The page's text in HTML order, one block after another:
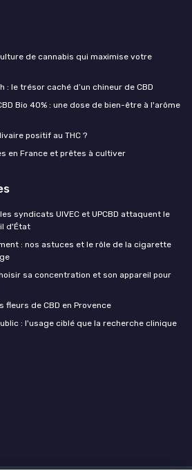
de cannabis qui maximise votre
: le trésor caché d’un chineur de CBD
Bio 40% : une dose de bien-être à l'arôme
positif au THC ?
en France et prêtes à cultiver
syndicats UIVEC et UPCBD attaquent le
d'État
: nos astuces et le rôle de la cigarette
sa concentration et son appareil pour
fleurs de CBD en Provence
: l'usage ciblé que la recherche clinique